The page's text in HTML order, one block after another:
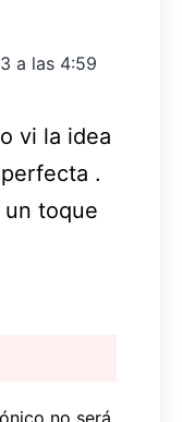
a las 4:59
vi la idea
.
un toque
no será